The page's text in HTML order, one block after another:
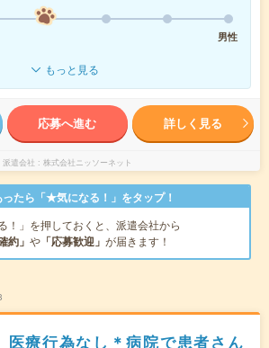
男性
もっと見る
応募へ進む 詳しく見る
派遣会社 株式会社ニッソーネット
たら「★気になる！」をタップ！
！」を押しておくと、派遣会社から
約」 や 「応募歓迎」 が届きます！
医療行為なし＊病院で患者さん